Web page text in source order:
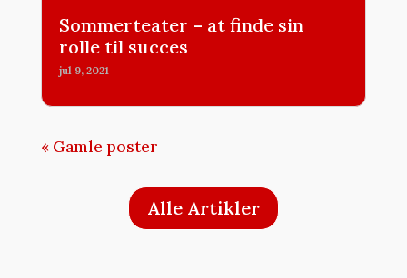
Sommerteater – at finde sin
rolle til succes
jul 9, 2021
« Gamle poster
Alle Artikler